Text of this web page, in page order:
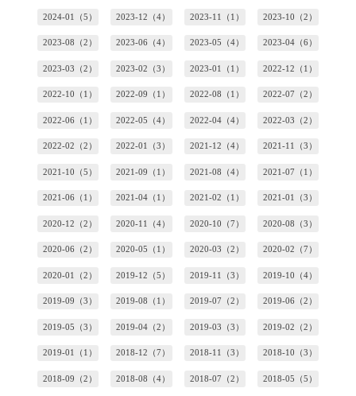
2024-01（5） 2023-12（4） 2023-11（1） 2023-10（2）
2023-08（2） 2023-06（4） 2023-05（4） 2023-04（6）
2023-03（2） 2023-02（3） 2023-01（1） 2022-12（1）
2022-10（1） 2022-09（1） 2022-08（1） 2022-07（2）
2022-06（1） 2022-05（4） 2022-04（4） 2022-03（2）
2022-02（2） 2022-01（3） 2021-12（4） 2021-11（3）
2021-10（5） 2021-09（1） 2021-08（4） 2021-07（1）
2021-06（1） 2021-04（1） 2021-02（1） 2021-01（3）
2020-12（2） 2020-11（4） 2020-10（7） 2020-08（3）
2020-06（2） 2020-05（1） 2020-03（2） 2020-02（7）
2020-01（2） 2019-12（5） 2019-11（3） 2019-10（4）
2019-09（3） 2019-08（1） 2019-07（2） 2019-06（2）
2019-05（3） 2019-04（2） 2019-03（3） 2019-02（2）
2019-01（1） 2018-12（7） 2018-11（3） 2018-10（3）
2018-09（2） 2018-08（4） 2018-07（2） 2018-05（5）